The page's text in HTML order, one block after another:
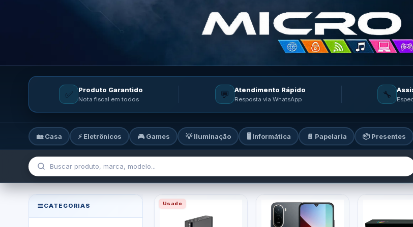
✅ Produto Garantido
Nota fiscal em todos 💬 Atendimento Rápido
Resposta via WhatsApp 🔧
🏡 Casa ⚡ Eletrônicos 🎮 Games 💡 Iluminação 🖥️ Informática 📄 Papelaria 📦 Presentes
MicroTi — Sua loja de tecnologia: informática,
CATEGORIAS Usado